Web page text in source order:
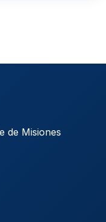
de Misiones